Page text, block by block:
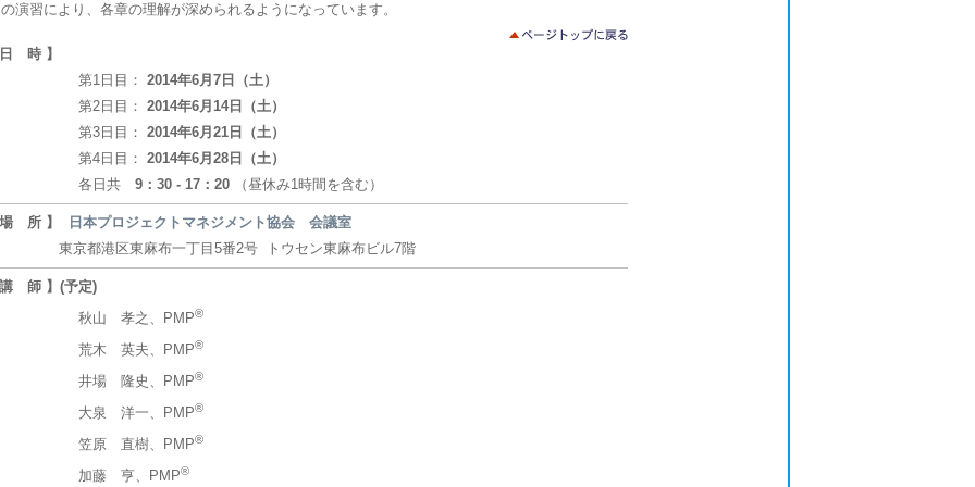
の演習により、各章の理解が深められるようになっています。
日 時 】
第1日目： 2014年6月7日（土）
第2日目： 2014年6月14日（土）
第3日目： 2014年6月21日（土）
第4日目： 2014年6月28日（土）
各日共 9：30 - 17：20（昼休み1時間を含む）
場 所 】
日本プロジェクトマネジメント協会 会議室
京都港区東麻布一丁目5番2号 トウセン東麻布ビル7階
講 師 】(予定)
秋山 孝之、PMP®
荒木 英夫、PMP®
井場 隆史、PMP®
大泉 洋一、PMP®
笠原 直樹、PMP®
加藤 亨、PMP®